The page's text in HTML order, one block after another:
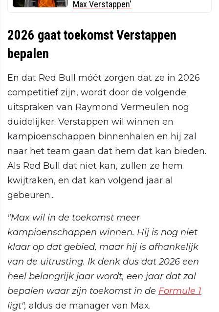
Max Verstappen'
2026 gaat toekomst Verstappen
bepalen
En dat Red Bull móét zorgen dat ze in 2026
competitief zijn, wordt door de volgende
uitspraken van Raymond Vermeulen nog
duidelijker. Verstappen wil winnen en
kampioenschappen binnenhalen en hij zal
naar het team gaan dat hem dat kan bieden.
Als Red Bull dat niet kan, zullen ze hem
kwijtraken, en dat kan volgend jaar al
gebeuren...
"Max wil in de toekomst meer
kampioenschappen winnen. Hij is nog niet
klaar op dat gebied, maar hij is afhankelijk
van de uitrusting. Ik denk dus dat 2026 een
heel belangrijk jaar wordt, een jaar dat zal
bepalen waar zijn toekomst in de Formule 1
ligt", aldus de manager van Max.